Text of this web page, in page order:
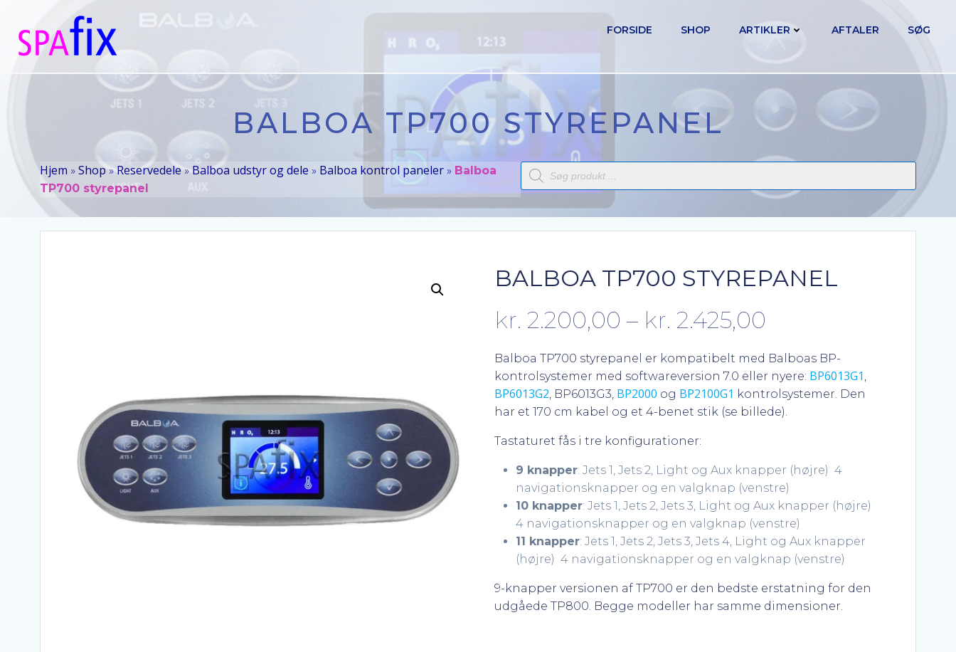
indhold
FORSIDE SHOP ARTIKLER AFTALER SØG
BALBOA TP700 STYREPANEL
Hjem » Shop»Reservedele »Balboa udstyr og dele » Balboa kontrol paneler » Balboa
TP700 styrepanel
Products
search
BALBOA TP700 STYREPANEL
kr. 2.200,00 – kr. 2.425,00
kr. 2.200,00
til
Balboa TP700 styrepanel er kompatibelt med Balboas BP-
kontrolsystemer med softwareversion 7.0 eller nyere: BP6013G1 ,
BP6013G2, BP6013G3, BP2000 og BP2100G1 kontrolsystemer. Den
har et 170 cm kabel og et 4-benet stik (se billede).
Tastaturet fås i tre konfigurationer:
9 knapper: Jets 1, Jets 2, Light og Aux knapper (højre) 4
navigationsknapper og en valgknap (venstre)
10 knapper: Jets 1, Jets 2, Jets 3, Light og Aux knapper (højre)
4 navigationsknapper og en valgknap (venstre)
11 knapper: Jets 1, Jets 2, Jets 3, Jets 4, Light og Aux knapper
(højre) 4 navigationsknapper og en valgknap (venstre)
9-knapper versionen af ​​TP700 er den bedste erstatning for den
udgåede TP800. Begge modeller har samme dimensioner.